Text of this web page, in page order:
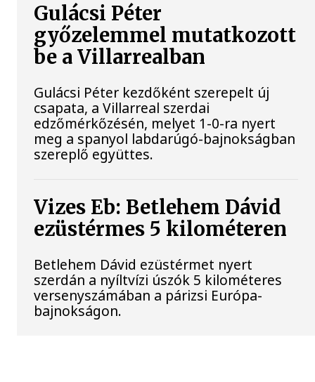
Gulácsi Péter
győzelemmel mutatkozott
be a Villarrealban
Gulácsi Péter kezdőként szerepelt új
csapata, a Villarreal szerdai
edzőmérkőzésén, melyet 1-0-ra nyert
meg a spanyol labdarúgó-bajnokságban
szereplő együttes.
Vizes Eb: Betlehem Dávid
ezüstérmes 5 kilométeren
Betlehem Dávid ezüstérmet nyert
szerdán a nyíltvízi úszók 5 kilométeres
versenyszámában a párizsi Európa-
bajnokságon.